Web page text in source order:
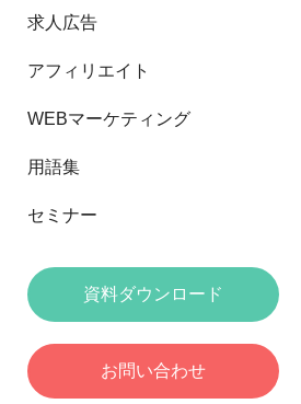
求人広告
アフィリエイト
WEBマーケティング
用語集
セミナー
資料ダウンロード
お問い合わせ